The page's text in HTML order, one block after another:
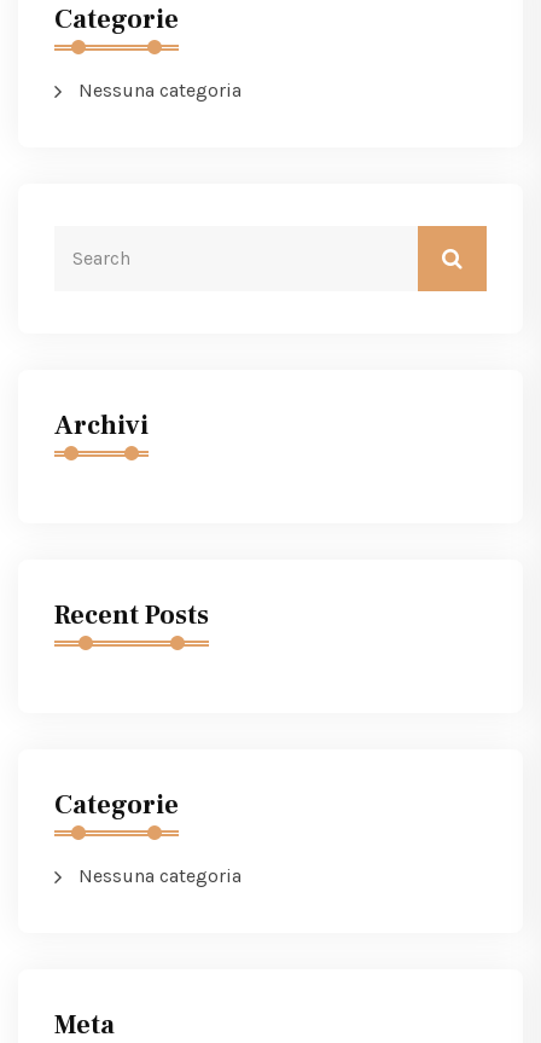
Categorie
Nessuna categoria
Archivi
Recent Posts
Categorie
Nessuna categoria
Meta